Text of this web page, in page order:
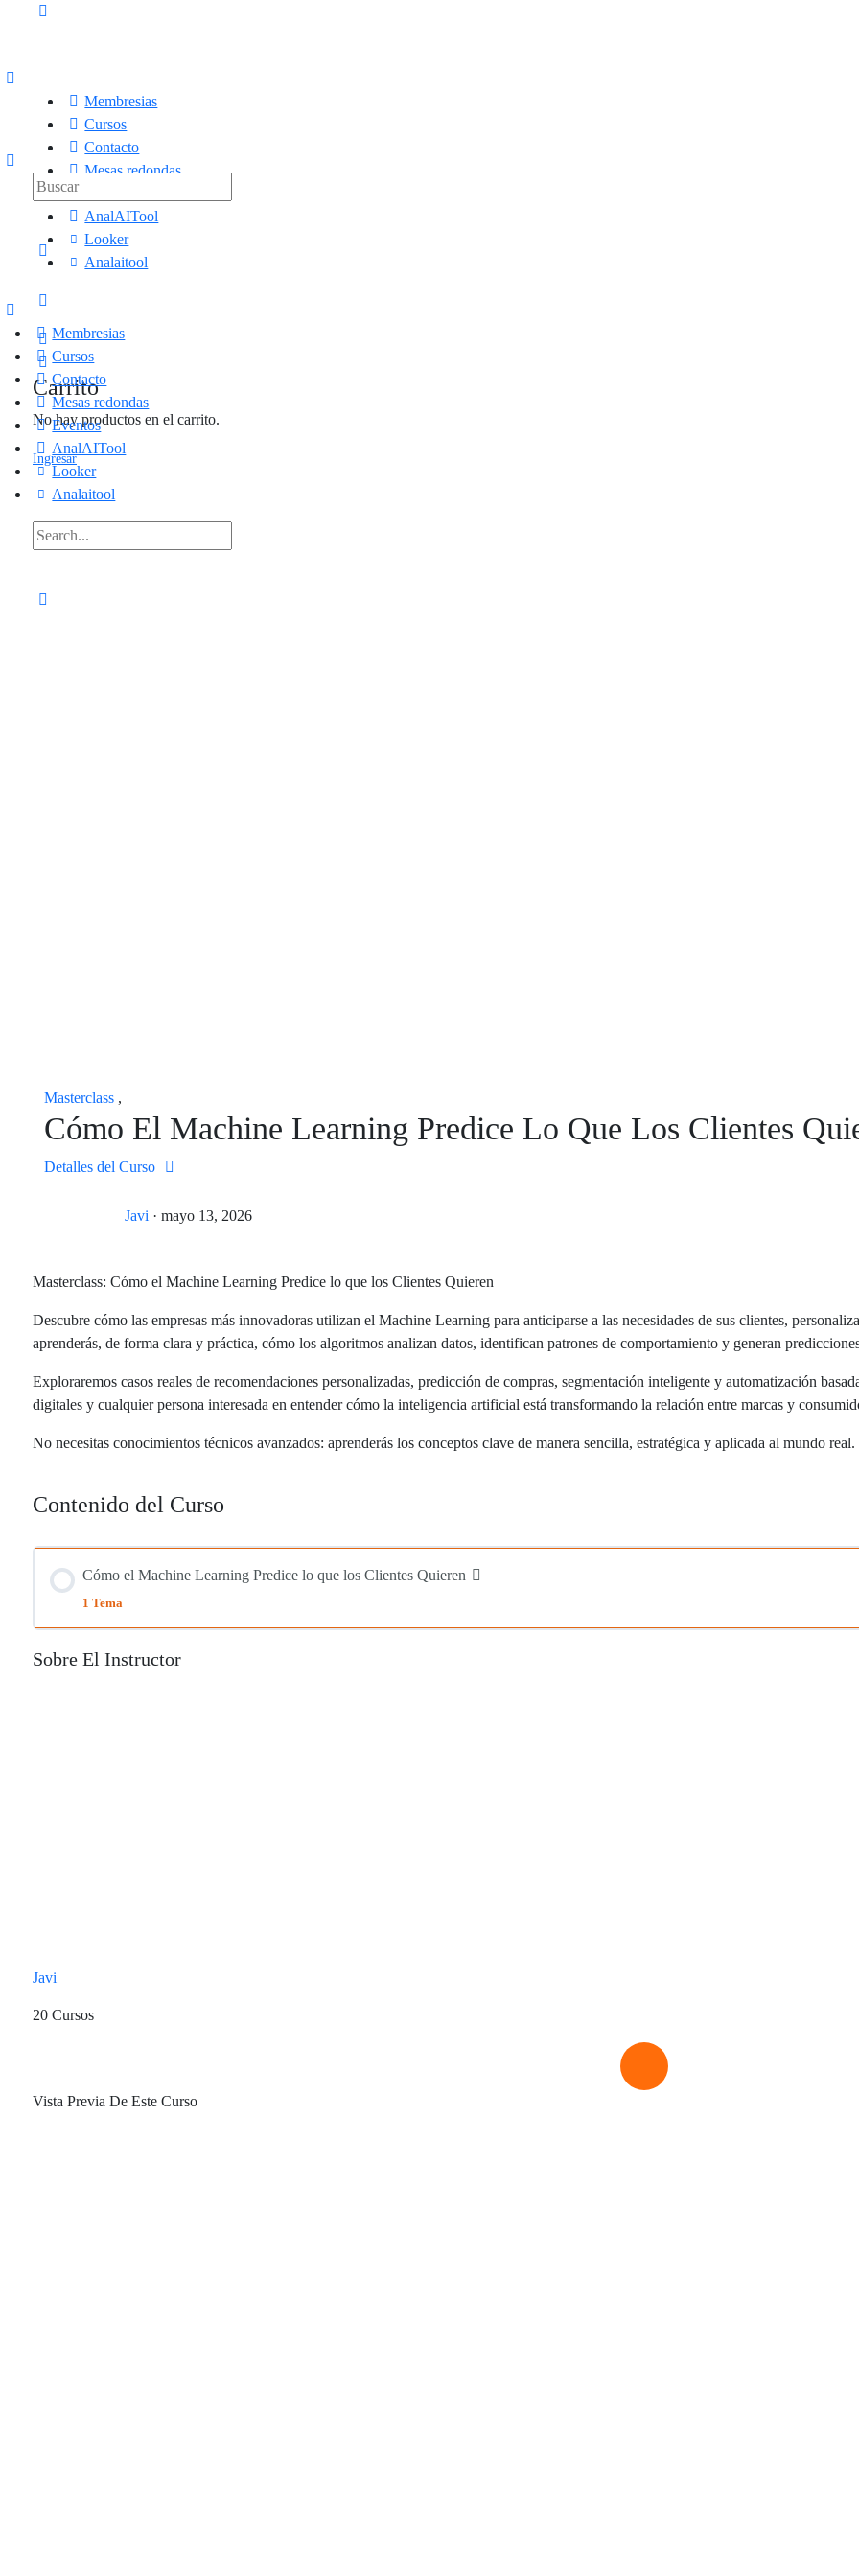
Membresias
Cursos
Contacto
Mesas redondas
AnalAITool
Looker
Analaitool
Carrito
No hay productos en el carrito.
Ingresar
Membresias
Cursos
Contacto
Mesas redondas
Eventos
AnalAITool
Looker
Analaitool
Masterclass ,
Cómo El Machine Learning Predice Lo Que Los Clientes
Detalles del Curso
Javi · mayo 13, 2026
Masterclass: Cómo el Machine Learning Predice lo que los Clientes Quieren
Descubre cómo las empresas más innovadoras utilizan el Machine Learning para anticiparse a las necesidades de sus clientes,
aprenderás, de forma clara y práctica, cómo los algoritmos analizan datos, identifican patrones de comportamiento y generan
Exploraremos casos reales de recomendaciones personalizadas, predicción de compras, segmentación inteligente y automatización
digitales y cualquier persona interesada en entender cómo la inteligencia artificial está transformando la relación entre marcas y
No necesitas conocimientos técnicos avanzados: aprenderás los conceptos clave de manera sencilla, estratégica y aplicada al mundo real.
Contenido del Curso
Cómo el Machine Learning Predice lo que los Clientes Quieren
1 Tema
Lección Contenido
Sobre El Instructor
Javi
20 Cursos
Vista Previa De Este Curso